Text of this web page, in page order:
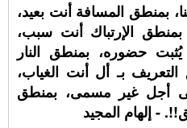
بمنطق المسافة أنت بعيد،
الإرتباك أنت سبب،
حضوره، بمنطق النار
بـ أل أنت الغياب،
أجل غير مسمى، بمنطق
- إلهام المجيد